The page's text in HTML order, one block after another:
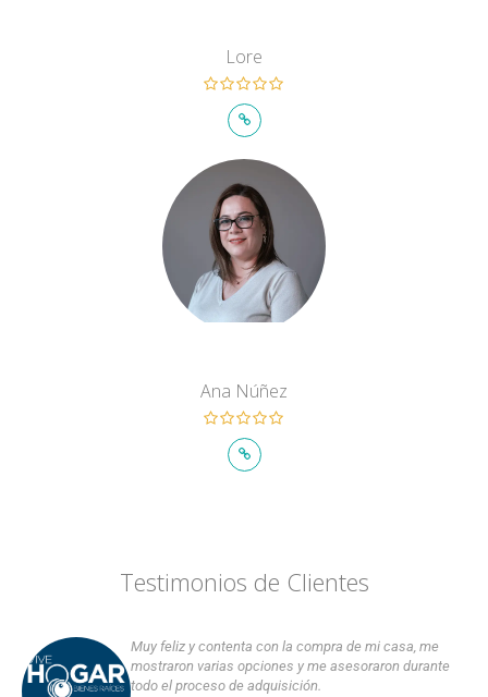
Lore
Ana Núñez
Testimonios de Clientes
Muy feliz y contenta con la compra de mi casa, me
mostraron varias opciones y me asesoraron durante
todo el proceso de adquisición.